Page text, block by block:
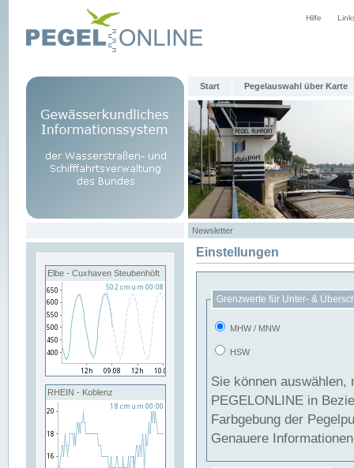
Hilfe
Start Pegelauswahl über Karte
Newsletter
Elbe - Cuxhaven Steubenhöft
RHEIN - Koblenz
Einstellungen
Grenzwerte für Unter- &
MHW / MNW
HSW
Sie können
PEGELONLINE in Beziehung
Farbgebung der
Genauere